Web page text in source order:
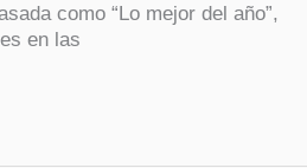
como “Lo mejor del año”,
en las